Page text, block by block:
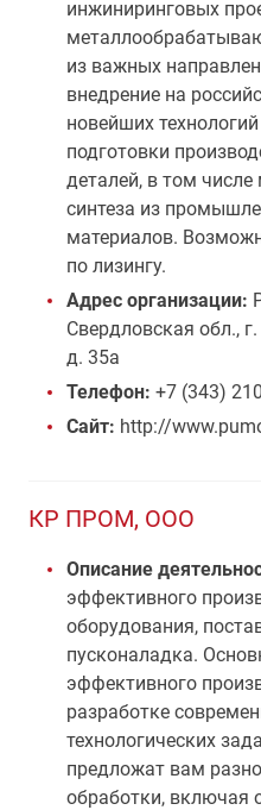
инжиниринговых
из важных
внедрение на
новейших
подготовки
деталей, в том
синтеза из
материалов.
по лизингу.
Адрес организации:
Свердловская обл.,
д. 35а
Телефон: +7 (343)
Сайт: http://
КР ПРОМ, ООО
Описание
эффективного
оборудования,
пусконаладка.
эффективного
разработке
технологических
предложат вам
обработки, включая